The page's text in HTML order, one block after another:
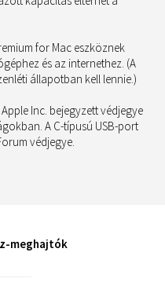
for Mac eszköznek
és az internethez. (A
állapotban kell lennie.)
Inc. bejegyzett védjegye
A C-típusú USB-port
védjegye.
meghajtók